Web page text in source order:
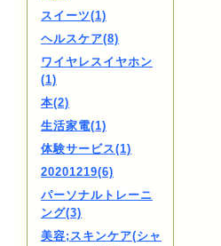
スイーツ(1)
ヘルスケア(8)
ワイヤレスイヤホン
(1)
本(2)
生活家電(1)
体験サービス(1)
20201219(6)
パーソナルトレーニ
ング(3)
美容;スキンケア(シャ